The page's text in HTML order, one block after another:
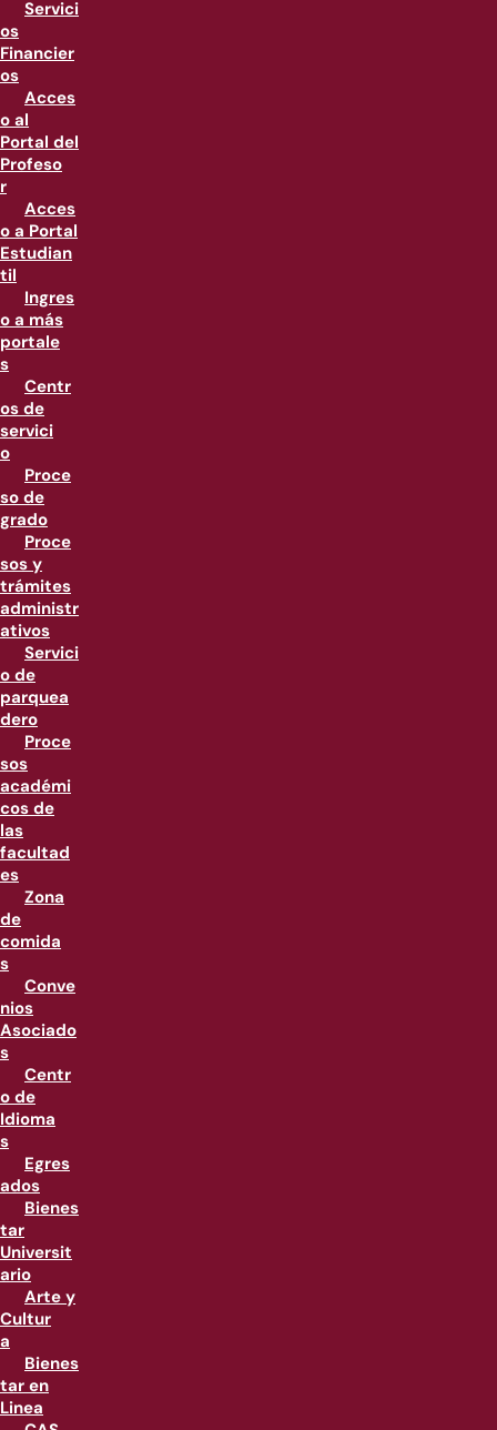
Servici
os
Financier
os
Acces
o al
Portal del
Profeso
r
Acces
o a Portal
Estudian
til
Ingres
o a más
portale
s
Centr
os de
servici
o
Proce
so de
grado
Proce
sos y
trámites
administr
ativos
Servici
o de
parquea
dero
Proce
sos
académi
cos de
las
facultad
es
Zona
de
comida
s
Conve
nios
Asociado
s
Centr
o de
Idioma
s
Egres
ados
Bienes
tar
Universit
ario
Arte y
Cultur
a
Bienes
tar en
Linea